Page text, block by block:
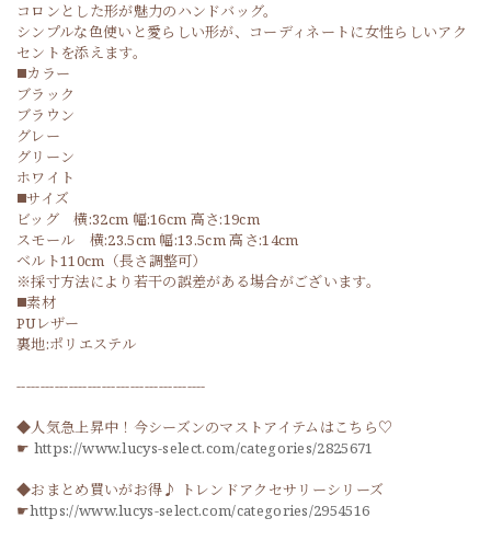
コロンとした形が魅力のハンドバッグ。
シンプルな色使いと愛らしい形が、コーディネートに女性らしいアク
セントを添えます。
◼️カラー
ブラック
ブラウン
グレー
グリーン
ホワイト
◼️サイズ
ビッグ 横:32cm 幅:16cm 高さ:19cm
スモール 横:23.5cm 幅:13.5cm 高さ:14cm
ベルト110cm（長さ調整可）
※採寸方法により若干の誤差がある場合がございます。
◼️素材
PUレザー
裏地:ポリエステル
----------------------------------------
◆人気急上昇中！今シーズンのマストアイテムはこちら♡
☛ https://www.lucys-select.com/categories/2825671
◆おまとめ買いがお得♪ トレンドアクセサリーシリーズ
☛https://www.lucys-select.com/categories/2954516